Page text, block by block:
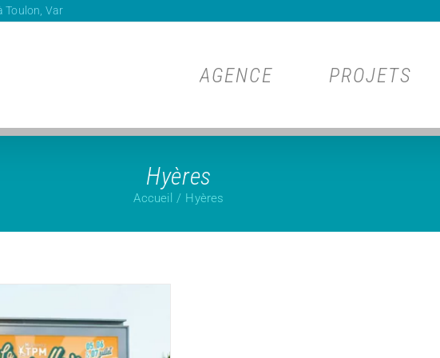
Toulon, Var
AGENCE PROJETS
Hyères
Accueil Hyères